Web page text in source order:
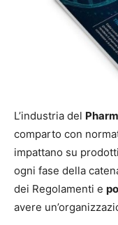
L’industria del
comparto con
impattano su
ogni fase della
dei Regolamenti e
avere